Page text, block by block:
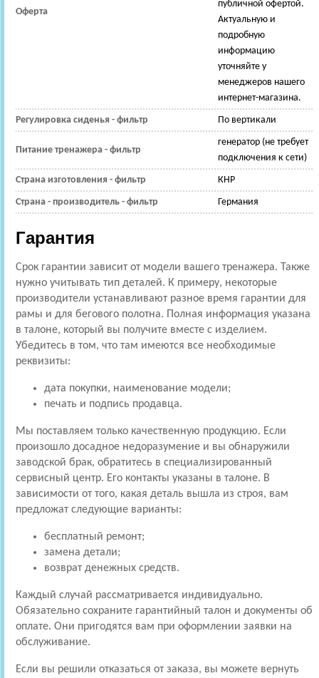
Оферта
публичной офертой.
Актуальную и
подробную
информацию
уточняйте у
менеджеров нашего
интернет-магазина.
Регулировка сиденья - фильтр По вертикали
Питание тренажера - фильтр
генератор (не требует
подключения к сети)
Страна изготовления - фильтр КНР
Страна - производитель - фильтр Германия
Гарантия
Срок гарантии зависит от модели вашего тренажера. Также
нужно учитывать тип деталей. К примеру, некоторые
производители устанавливают разное время гарантии для
рамы и для бегового полотна. Полная информация указана
в талоне, который вы получите вместе с изделием.
Убедитесь в том, что там имеются все необходимые
реквизиты:
дата покупки, наименование модели;
печать и подпись продавца.
Мы поставляем только качественную продукцию. Если
произошло досадное недоразумение и вы обнаружили
заводской брак, обратитесь в специализированный
сервисный центр. Его контакты указаны в талоне. В
зависимости от того, какая деталь вышла из строя, вам
предложат следующие варианты:
бесплатный ремонт;
замена детали;
возврат денежных средств.
Каждый случай рассматривается индивидуально.
Обязательно сохраните гарантийный талон и документы об
оплате. Они пригодятся вам при оформлении заявки на
обслуживание.
Если вы решили отказаться от заказа, вы можете вернуть